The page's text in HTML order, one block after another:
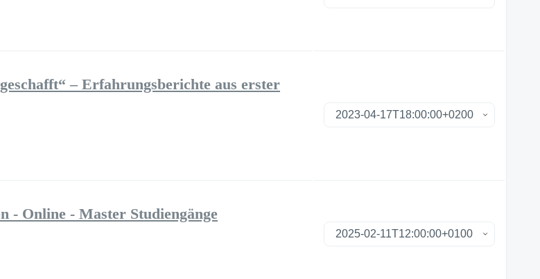
– Erfahrungsberichte aus erster
- Online - Master Studiengänge